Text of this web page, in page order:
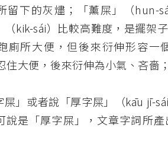
留下的灰燼；「薰屎」（hun-
（kik-sái）比較高難度，是擺架
廁所大便，但後來衍伸形容一
住大便，後來衍伸為小氣、吝嗇
屎」或者說「厚字屎」（kāu jī-
說是「厚字屎」，文章字詞所